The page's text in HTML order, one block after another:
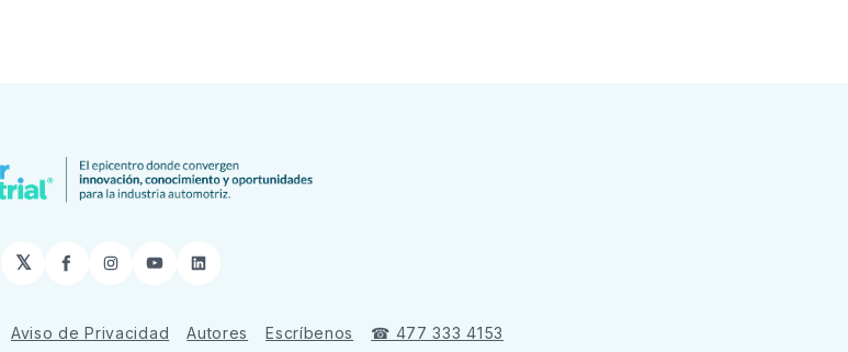
𝕏 Facebook
Instagram
YouTubeLinkedIn
Aviso de Privacidad Autores Escríbenos ☎ 477 333 4153